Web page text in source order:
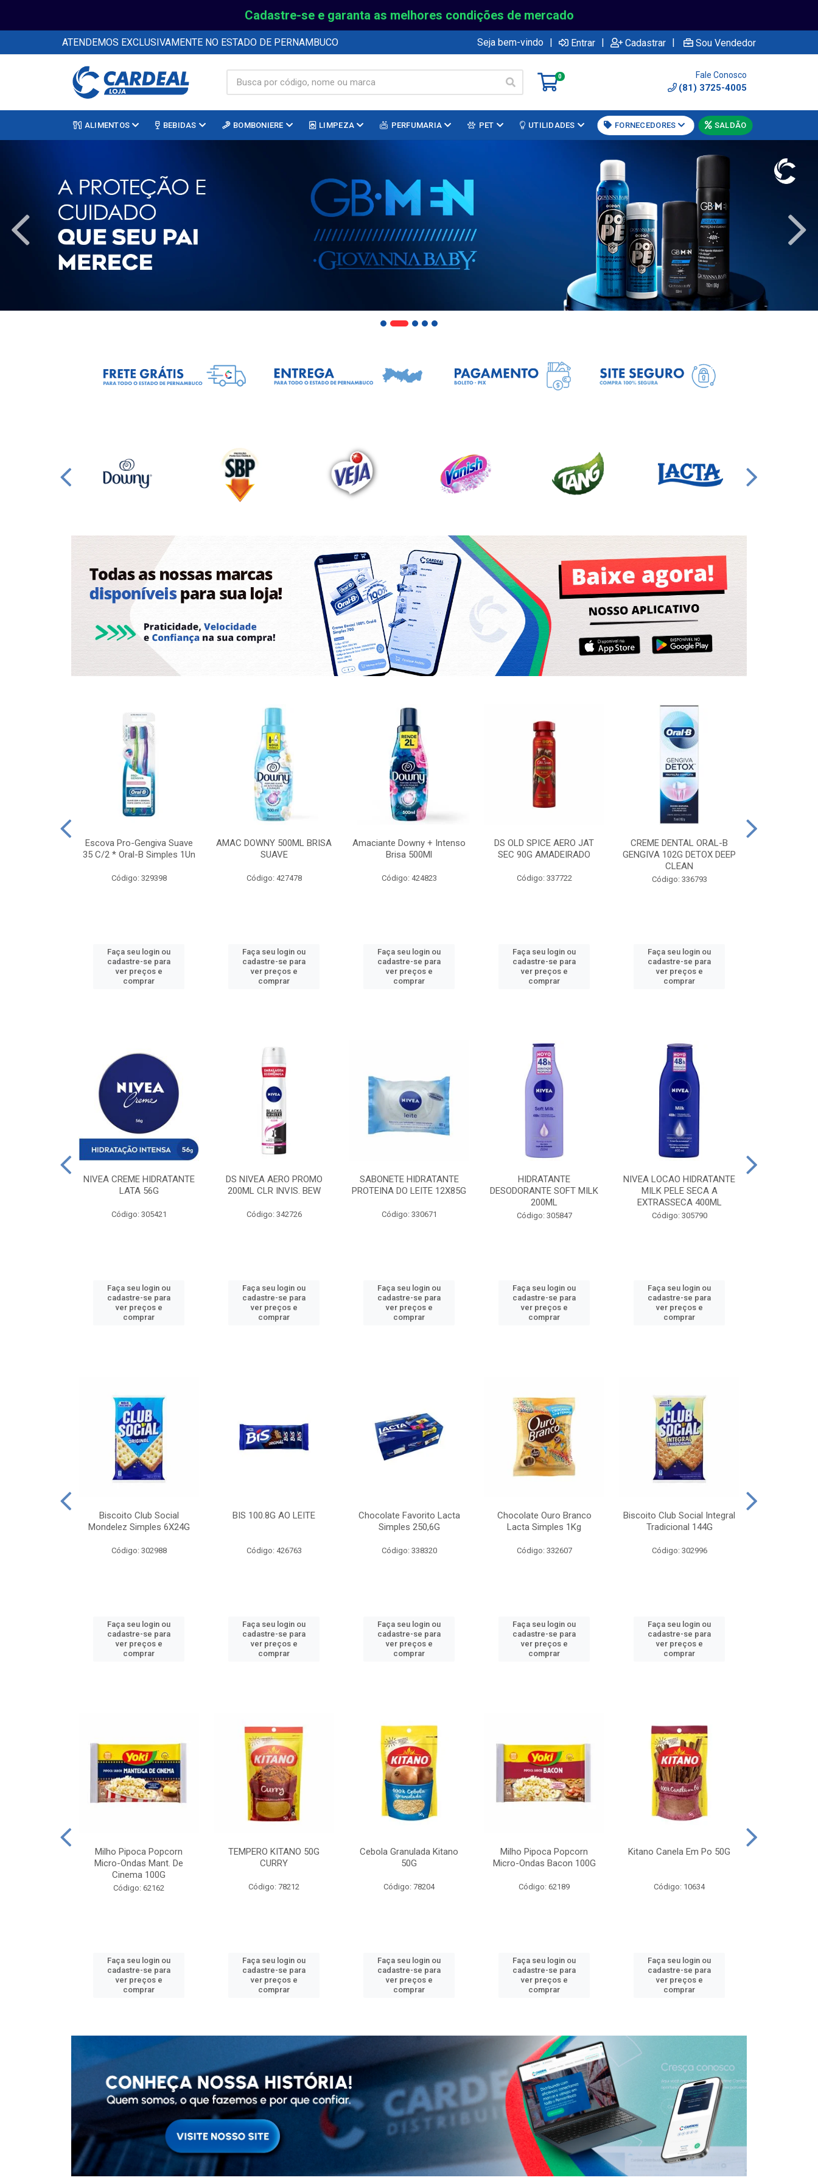
Cadastre-se e garanta as melhores condições de mercado
ATENDEMOS EXCLUSIVAMENTE NO ESTADO DE PERNAMBUCO Seja bem-vindo | Entrar | Cadastrar | Sou Vendedor
0 Fale Conosco
(81) 3725-4005
ALIMENTOS BEBIDAS BOMBONIERE LIMPEZA PERFUMARIA PET UTILIDADES FORNECEDORES SALDÃO
Escova Pro-Gengiva Suave
35 C/2 * Oral-B Simples 1Un
Código: 329398
Faça seu login ou
cadastre-se para
ver preços e
comprar
AMAC DOWNY 500ML BRISA
SUAVE
Código: 427478
Faça seu login ou
cadastre-se para
ver preços e
comprar
Amaciante Downy + Intenso
Brisa 500Ml
Código: 424823
Faça seu login ou
cadastre-se para
ver preços e
comprar
DS OLD SPICE AERO JAT
SEC 90G AMADEIRADO
Código: 337722
Faça seu login ou
cadastre-se para
ver preços e
comprar
CREME DENTAL ORAL-B
GENGIVA 102G DETOX DEEP
CLEAN
Código: 336793
Faça seu login ou
cadastre-se para
ver preços e
comprar
NIVEA CREME HIDRATANTE
LATA 56G
Código: 305421
Faça seu login ou
cadastre-se para
ver preços e
comprar
DS NIVEA AERO PROMO
200ML CLR INVIS. BEW
Código: 342726
Faça seu login ou
cadastre-se para
ver preços e
comprar
SABONETE HIDRATANTE
PROTEINA DO LEITE 12X85G
Código: 330671
Faça seu login ou
cadastre-se para
ver preços e
comprar
HIDRATANTE
DESODORANTE SOFT MILK
200ML
Código: 305847
Faça seu login ou
cadastre-se para
ver preços e
comprar
NIVEA LOCAO HIDRATANTE
MILK PELE SECA A
EXTRASSECA 400ML
Código: 305790
Faça seu login ou
cadastre-se para
ver preços e
comprar
Biscoito Club Social
Mondelez Simples 6X24G
Código: 302988
Faça seu login ou
cadastre-se para
ver preços e
comprar
BIS 100.8G AO LEITE
Código: 426763
Faça seu login ou
cadastre-se para
ver preços e
comprar
Chocolate Favorito Lacta
Simples 250,6G
Código: 338320
Faça seu login ou
cadastre-se para
ver preços e
comprar
Chocolate Ouro Branco
Lacta Simples 1Kg
Código: 332607
Faça seu login ou
cadastre-se para
ver preços e
comprar
Biscoito Club Social Integral
Tradicional 144G
Código: 302996
Faça seu login ou
cadastre-se para
ver preços e
comprar
Milho Pipoca Popcorn
Micro-Ondas Mant. De
Cinema 100G
Código: 62162
Faça seu login ou
cadastre-se para
ver preços e
comprar
TEMPERO KITANO 50G
CURRY
Código: 78212
Faça seu login ou
cadastre-se para
ver preços e
comprar
Cebola Granulada Kitano
50G
Código: 78204
Faça seu login ou
cadastre-se para
ver preços e
comprar
Milho Pipoca Popcorn
Micro-Ondas Bacon 100G
Código: 62189
Faça seu login ou
cadastre-se para
ver preços e
comprar
Kitano Canela Em Po 50G
Código: 10634
Faça seu login ou
cadastre-se para
ver preços e
comprar